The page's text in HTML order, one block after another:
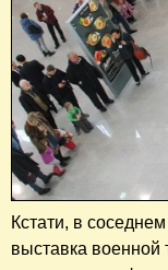
Кстати, в
выставка военной